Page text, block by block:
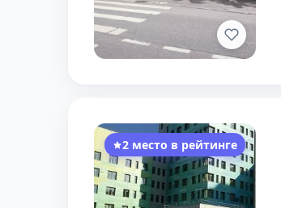
2 место в рейтинге